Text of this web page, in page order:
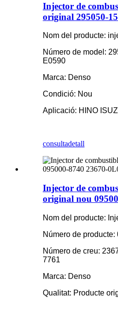
Injector de
original 295050-
Nom del producte:
Número de model:
E0590
Marca: Denso
Condició: Nou
Aplicació: HINO
consultadetall
Injector de
original nou
Nom del producte:
Número de
Número de creu:
7761
Marca: Denso
Qualitat: Producte